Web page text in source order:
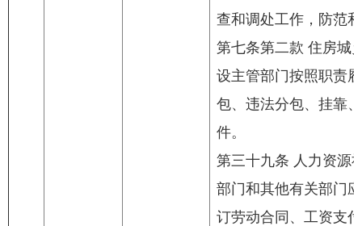
查和调处工作，防范
第七条第二款 住房城
设主管部门按照职责
包、违法分包、挂靠
件。
第三十九条 人力资源
部门和其他有关部门
订劳动合同、工资支